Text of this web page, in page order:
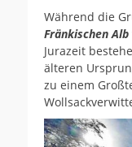
Während die
Fränkischen Alb
Jurazeit
älteren
zu einem